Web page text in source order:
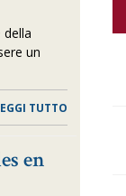
un
TUTTO
en